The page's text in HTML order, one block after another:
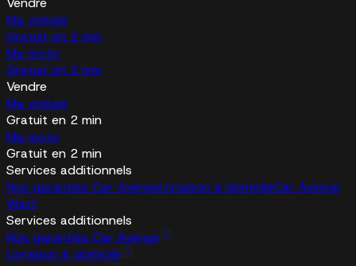
Ma voiture
Gratuit en 2 min
Ma moto
Gratuit en 2 min
Vendre
Ma voiture
Gratuit en 2 min
Ma moto
Gratuit en 2 min
Services additionnels
Nos garanties Car AvenueLivraison à domicileCar Avenue
Watt
Services additionnels
Nos garanties Car Avenue
Livraison à domicile